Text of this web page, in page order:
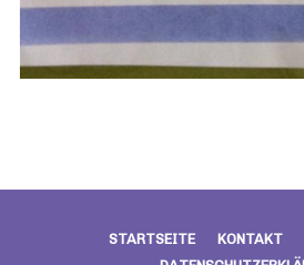
STARTSEITE KONTAKT